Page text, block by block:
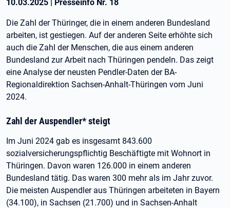
10.03.2025 | Presseinfo Nr. 18
Die Zahl der Thüringer, die in einem anderen Bundesland
arbeiten, ist gestiegen. Auf der anderen Seite erhöhte sich
auch die Zahl der Menschen, die aus einem anderen
Bundesland zur Arbeit nach Thüringen pendeln. Das zeigt
eine Analyse der neusten Pendler-Daten der BA-
Regionaldirektion Sachsen-Anhalt-Thüringen vom Juni
2024.
Zahl der Auspendler* steigt
Im Juni 2024 gab es insgesamt 843.600
sozialversicherungspflichtig Beschäftigte mit Wohnort in
Thüringen. Davon waren 126.000 in einem anderen
Bundesland tätig. Das waren 300 mehr als im Jahr zuvor.
Die meisten Auspendler aus Thüringen arbeiteten in Bayern
(34.100), in Sachsen (21.700) und in Sachsen-Anhalt